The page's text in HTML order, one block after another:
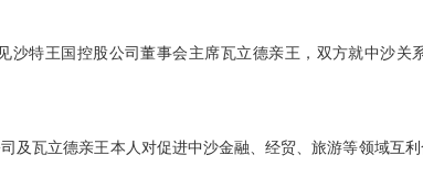
沙特王国控股公司董事会主席瓦立德亲王，双方就中沙
及瓦立德亲王本人对促进中沙金融、经贸、旅游等领域互